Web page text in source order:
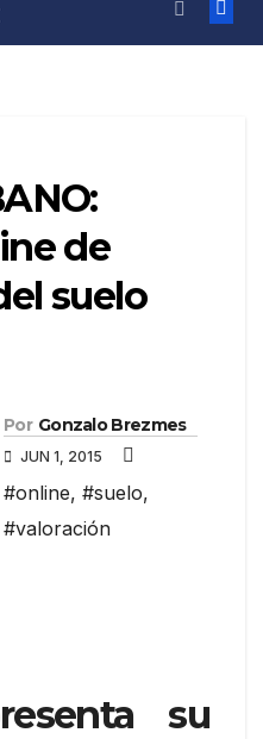
de
suelo
Por Gonzalo Brezmes
JUN 1, 2015
#online, #suelo,
#valoración
su